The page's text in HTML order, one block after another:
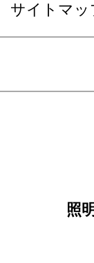
サイトマッ
照